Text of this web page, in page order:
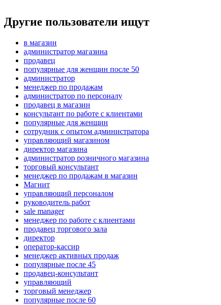
Другие пользователи ищут
в магазин
администратор магазина
продавец
популярные для женщин после 50
администратор
менеджер по продажам
администратор по персоналу
продавец в магазин
консультант по работе с клиентами
популярные для женщин
сотрудник с опытом администратора
управляющий магазином
директор магазина
администратор розничного магазина
торговый консультант
менеджер по продажам в магазин
Магнит
управляющий персоналом
руководитель работ
sale manager
менеджер по работе с клиентами
продавец торгового зала
директор
оператор-кассир
менеджер активных продаж
популярные после 45
продавец-консультант
управляющий
торговый менеджер
популярные после 60